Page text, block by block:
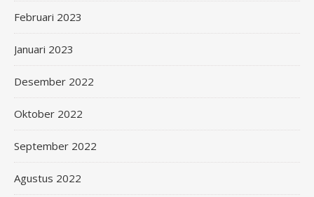
Februari 2023
Januari 2023
Desember 2022
Oktober 2022
September 2022
Agustus 2022